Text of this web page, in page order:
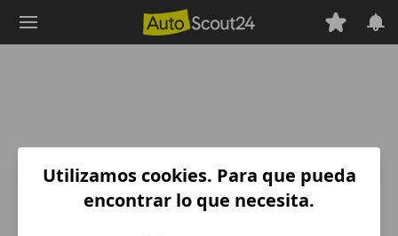
Utilizamos cookies. Para que pueda
encontrar lo que necesita.